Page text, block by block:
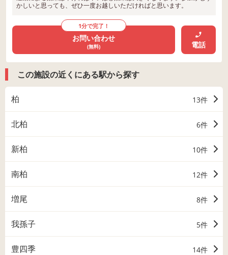
かしいと思っても、ぜひ一度お越しいただければと思います。
1分で完了！
お問い合わせ
(無料) 電話
この施設の近くにある駅から探す
柏 13件
北柏 6件
新柏 10件
南柏 12件
増尾 8件
我孫子 5件
豊四季 14件